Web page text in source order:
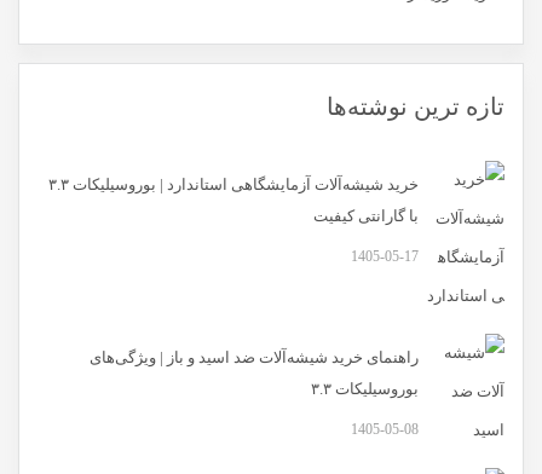
تازه ترین نوشته‌ها
خرید شیشه‌آلات آزمایشگاهی استاندارد | بوروسیلیکات ۳.۳
با گارانتی کیفیت
1405-05-17
راهنمای خرید شیشه‌آلات ضد اسید و باز | ویژگی‌های
بوروسیلیکات ۳.۳
1405-05-08